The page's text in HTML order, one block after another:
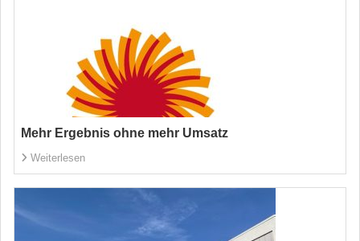
Mehr Ergebnis ohne mehr Umsatz
Weiterlesen